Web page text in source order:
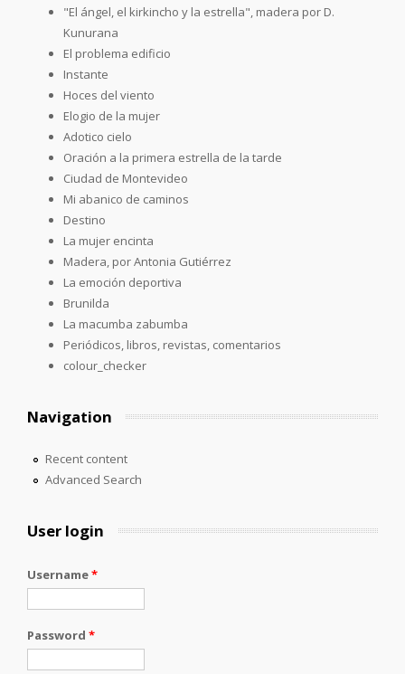
"El ángel, el kirkincho y la estrella", madera por D.
Kunurana
El problema edificio
Instante
Hoces del viento
Elogio de la mujer
Adotico cielo
Oración a la primera estrella de la tarde
Ciudad de Montevideo
Mi abanico de caminos
Destino
La mujer encinta
Madera, por Antonia Gutiérrez
La emoción deportiva
Brunilda
La macumba zabumba
Periódicos, libros, revistas, comentarios
colour_checker
Navigation
Recent content
Advanced Search
User login
Username*
Password *